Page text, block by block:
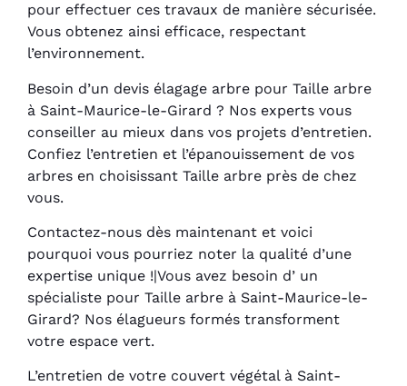
pour effectuer ces travaux de manière sécurisée.
Vous obtenez ainsi efficace, respectant
l’environnement.
Besoin d’un devis élagage arbre pour Taille arbre
à Saint-Maurice-le-Girard ? Nos experts vous
conseiller au mieux dans vos projets d’entretien.
Confiez l’entretien et l’épanouissement de vos
arbres en choisissant Taille arbre près de chez
vous.
Contactez-nous dès maintenant et voici
pourquoi vous pourriez noter la qualité d’une
expertise unique !|Vous avez besoin d’ un
spécialiste pour Taille arbre à Saint-Maurice-le-
Girard? Nos élagueurs formés transforment
votre espace vert.
L’entretien de votre couvert végétal à Saint-